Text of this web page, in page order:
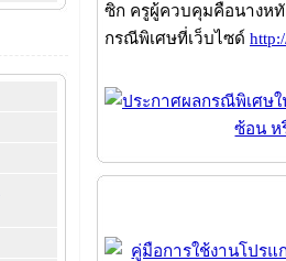
ซิก ครูผู้ควบคุมคือนางหทั
กรณีพิเศษที่เว็บไซด์